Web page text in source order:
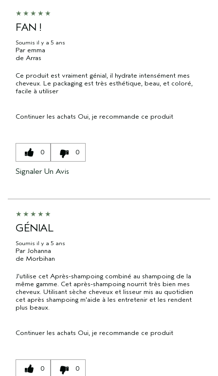
FAN !
Soumis il y a 5 ans
Par emma
de Arras
Ce produit est vraiment génial, il hydrate intensément mes
cheveux. Le packaging est très esthétique, beau, et coloré,
facile à utiliser
Continuer les achats Oui, je recommande ce produit
0 0
Signaler Un Avis
GÉNIAL
Soumis il y a 5 ans
Par Johanna
de Morbihan
J'utilise cet Après-shampoing combiné au shampoing de la
même gamme. Cet après-shampoing nourrit très bien mes
cheveux. Utilisant sèche cheveux et lisseur mis au quotidien
cet après shampoing m'aide à les entretenir et les rendent
plus beaux.
Continuer les achats Oui, je recommande ce produit
0 0